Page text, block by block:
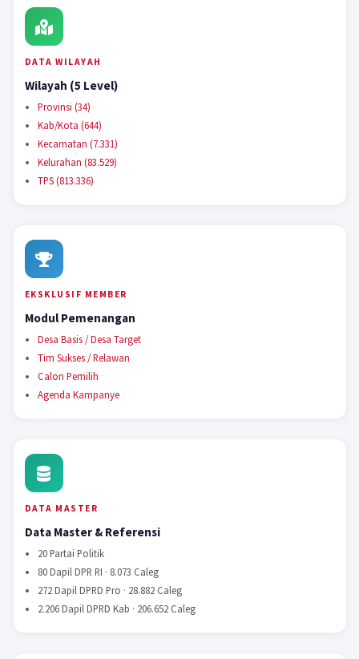
DATA WILAYAH
Wilayah (5 Level)
Provinsi (34)
Kab/Kota (644)
Kecamatan (7.331)
Kelurahan (83.529)
TPS (813.336)
EKSKLUSIF MEMBER
Modul Pemenangan
Desa Basis / Desa Target
Tim Sukses / Relawan
Calon Pemilih
Agenda Kampanye
DATA MASTER
Data Master & Referensi
20 Partai Politik
80 Dapil DPR RI · 8.073 Caleg
272 Dapil DPRD Pro · 28.882 Caleg
2.206 Dapil DPRD Kab · 206.652 Caleg